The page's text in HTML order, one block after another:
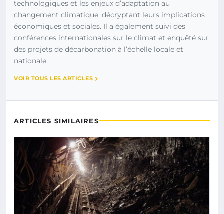
technologiques et les enjeux d’adaptation au
changement climatique, décryptant leurs implications
économiques et sociales. Il a également suivi des
conférences internationales sur le climat et enquêté sur
des projets de décarbonation à l’échelle locale et
nationale.
VOIR TOUS LES ARTICLES
ARTICLES SIMILAIRES